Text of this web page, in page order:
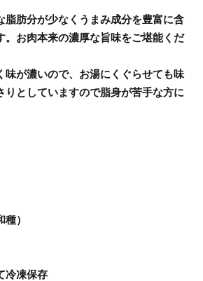
脂肪分が少なくうまみ成分を豊富に含
。お肉本来の濃厚な旨味をご堪能くだ
味が濃いので、お湯にくぐらせても味
りとしていますので脂身が苦手な方に
）
冷凍保存